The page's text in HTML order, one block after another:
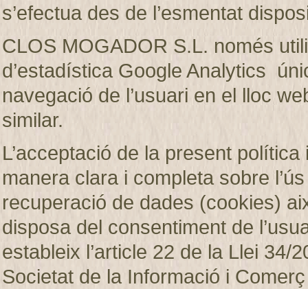
s’efectua des de l’esmentat
CLOS MOGADOR S.L. només
d’estadística Google Analytics
navegació de l’usuari en el lloc
similar.
L’acceptació de la present
manera clara i completa sobre
recuperació de dades (cookies)
disposa del consentiment de
estableix l’article 22 de la Llei 34/
Societat de la Informació i